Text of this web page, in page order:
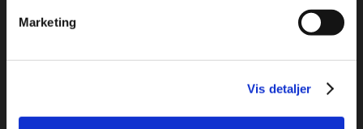
Marketing
Vis detaljer
Bank: 2217 8390133333